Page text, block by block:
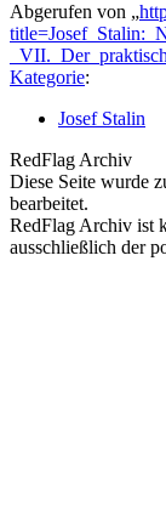
Abgerufen von „
Kategorie:
Josef Stalin
RedFlag Archiv
Diese Seite wurde
bearbeitet.
RedFlag Archiv ist
ausschließlich der